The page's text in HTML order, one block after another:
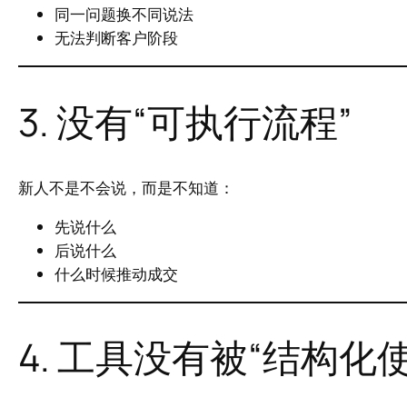
同一问题换不同说法
无法判断客户阶段
3. 没有“可执行流程”
新人不是不会说，而是不知道：
先说什么
后说什么
什么时候推动成交
4. 工具没有被“结构化